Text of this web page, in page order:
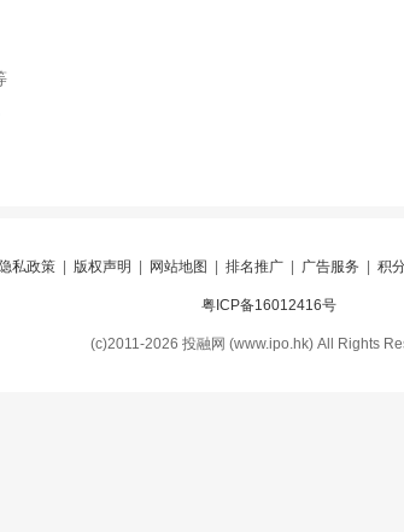
隐私政策 版权声明 网站地图 排名推广 广告服务 积
粤ICP备16012416号
(c)2011-2026 投融网 (www.ipo.hk) All Rights